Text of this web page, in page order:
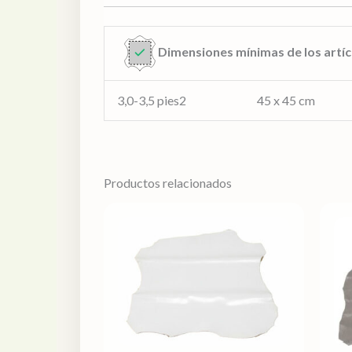
Dimensiones mínimas de los
3,0-3,5 pies2 45 x 45 cm
Productos relacionados